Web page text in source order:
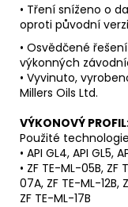
• Tření sníženo o
oproti původní verzi
• Osvědčené
výkonných
• Vyvinuto,
Millers Oils Ltd.
VÝKONOVÝ
Použité
• API GL4, API GL5,
• ZF TE-ML-05B,
07A, ZF TE-ML-12B,
ZF TE-ML-17B